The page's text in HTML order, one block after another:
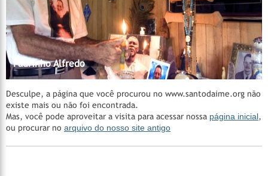
Madrinha Rita
Catedral da Floresta
Catedral da Floresta
Acervo do CEDOC
Catedral da Floresta
Santa Casa de Cura - Padrinho Manoel Corrente
Nossos Padrinhos
AMAGAIA
Manejo Florestal Comunitário
Vila Céu do Mapiá
Mestre Irineu
Fazenda São Sebastião
Padrinho Sebastião
Hinários
Feitio
Feitio
Padrinho Alfredo
Desculpe, a página que você procurou no www.santodaime.org não
existe mais ou não foi encontrada.
Mas, você pode aproveitar a visita para acessar nossa página inicial,
ou procurar no arquivo do nosso site antigo